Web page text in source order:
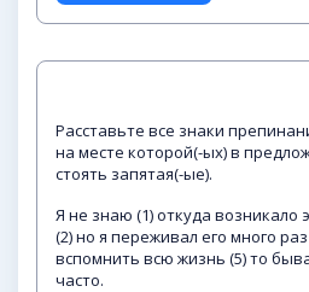
Расставьте все знаки
на месте которой(-ых) в
стоять запятая(-ые).
Я не знаю (1) откуда возникало
(2) но я переживал его много раз
вспомнить всю жизнь (5) то
часто.